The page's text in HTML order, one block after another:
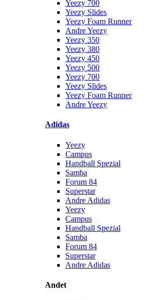
Yeezy 700
Yeezy Slides
Yeezy Foam Runner
Andre Yeezy
Yeezy 350
Yeezy 380
Yeezy 450
Yeezy 500
Yeezy 700
Yeezy Slides
Yeezy Foam Runner
Andre Yeezy
Adidas
Yeezy
Campus
Handball Spezial
Samba
Forum 84
Superstar
Andre Adidas
Yeezy
Campus
Handball Spezial
Samba
Forum 84
Superstar
Andre Adidas
Andet